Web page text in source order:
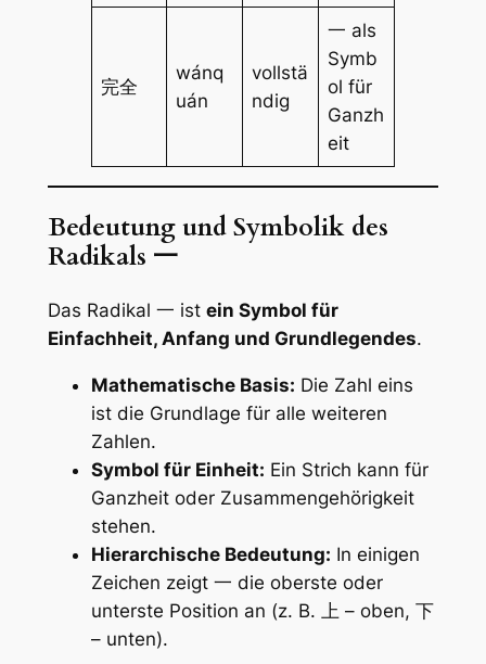
完全
wánq
uán
vollstä
ndig
一 als
Symb
ol für
Ganzh
eit
Bedeutung und Symbolik des
Radikals 一
Das Radikal 一 ist ein Symbol für
Einfachheit, Anfang und Grundlegendes.
Mathematische Basis: Die Zahl eins
ist die Grundlage für alle weiteren
Zahlen.
Symbol für Einheit: Ein Strich kann für
Ganzheit oder Zusammengehörigkeit
stehen.
Hierarchische Bedeutung: In einigen
Zeichen zeigt 一 die oberste oder
unterste Position an (z. B. 上 – oben, 下
– unten).